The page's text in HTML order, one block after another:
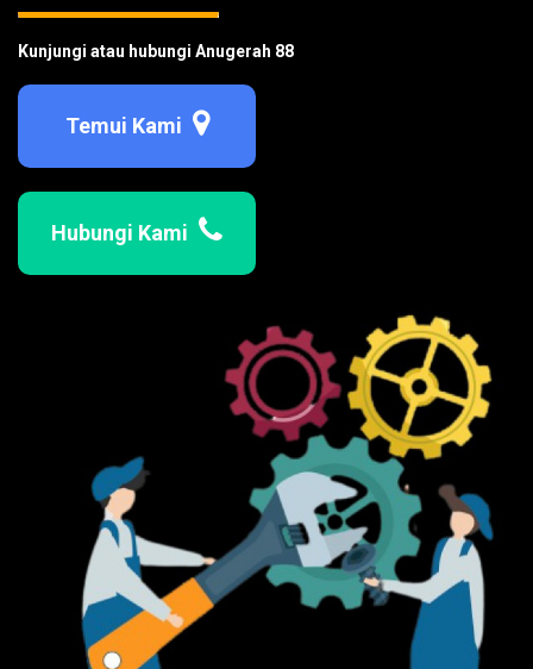
Kunjungi atau hubungi Anugerah 88
Temui Kami
Hubungi Kami